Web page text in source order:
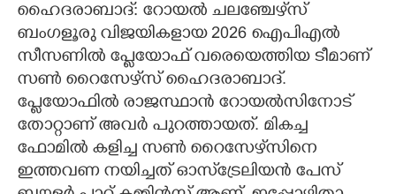
LITERATURE
ZOOM
CONTACT US
ഹൈദരാബാദ്: റോയൽ ചലഞ്ചേഴ്‌സ്
ബംഗളൂരു വിജയികളായ 2026 ഐപിഎൽ
സീസണിൽ പ്ളേയോഫ് വരെയെത്തിയ ടീമാണ്
സൺ റൈസേഴ്‌സ് ഹൈദരാബാദ്.
പ്ളേയോഫിൽ രാജസ്ഥാൻ റോയൽസിനോട്
തോറ്റാണ് അവർ പുറത്തായത്. മികച്ച
ഫോമിൽ കളിച്ച സൺ റൈസേഴ്‌സിനെ
ഇത്തവണ നയിച്ചത് ഓസ്‌ട്രേലിയൻ പേസ്